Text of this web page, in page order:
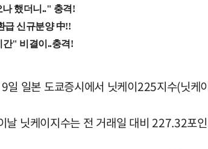
일 일본 도쿄증시에서 닛케이225지수(닛케
날 닛케이지수는 전 거래일 대비 227.32